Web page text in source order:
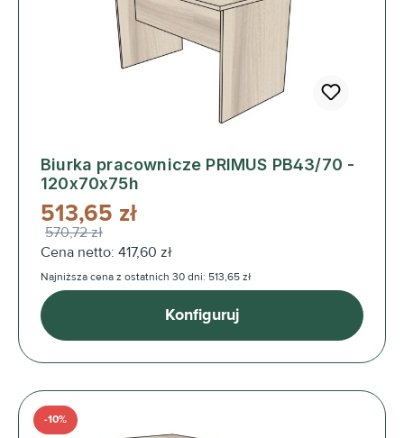
Biurka pracownicze PRIMUS PB43/70 -
120x70x75h
513,65 zł
570,72 zł
Cena netto: 417,60 zł
Najniższa cena z ostatnich 30 dni: 513,65 zł
Konfiguruj
-10%